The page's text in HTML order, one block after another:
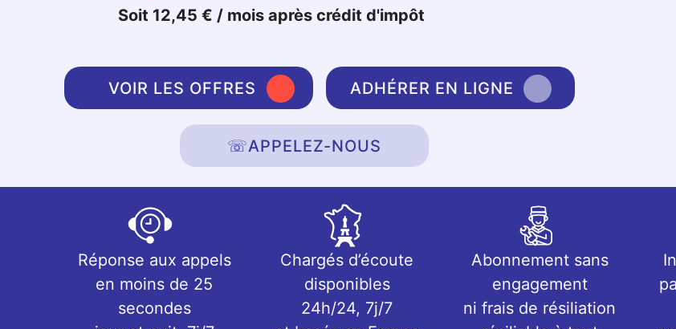
Soit 12,45 € / mois après crédit d'impôt
VOIR LES OFFRES ADHÉRER EN LIGNE
☏APPELEZ-NOUS
Réponse aux appels
en moins de 25
secondes
Chargés d’écoute
disponibles
24h/24, 7j/7
Abonnement sans
engagement
ni frais de résiliation